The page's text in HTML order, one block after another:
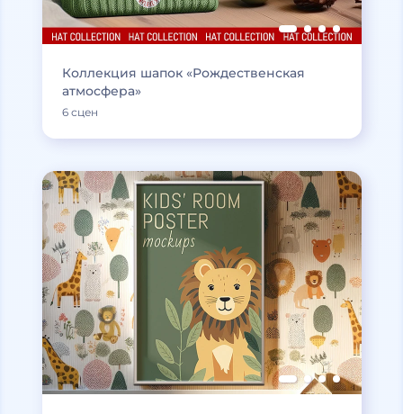
Коллекция шапок «Рождественская
атмосфера»
6 сцен